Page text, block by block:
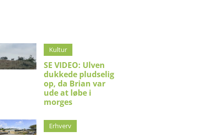
Kultur
SE VIDEO: Ulven
dukkede pludselig
op, da Brian var
ude at løbe i
morges
Erhverv